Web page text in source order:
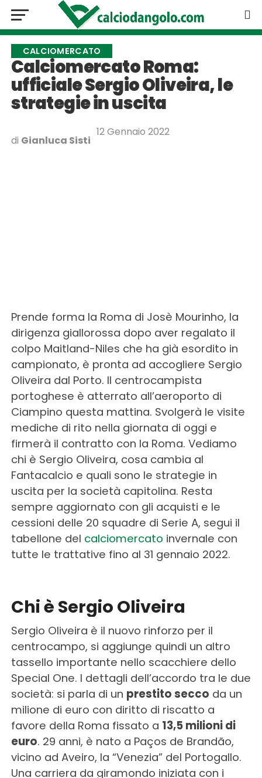
CALCIOMERCATO
Calciomercato Roma:
ufficiale Sergio Oliveira, le
strategie in uscita
di Gianluca Sisti
12 Gennaio 2022
Prende forma la Roma di Josè Mourinho, la
dirigenza giallorossa dopo aver regalato il
colpo Maitland-Niles che ha già esordito in
campionato, è pronta ad accogliere Sergio
Oliveira dal Porto. Il centrocampista
portoghese è atterrato all’aeroporto di
Ciampino questa mattina. Svolgerà le visite
mediche di rito nella giornata di oggi e
firmerà il contratto con la Roma. Vediamo
chi è Sergio Oliveira, cosa cambia al
Fantacalcio e quali sono le strategie in
uscita per la società capitolina. Resta
sempre aggiornato con gli acquisti e le
cessioni delle 20 squadre di Serie A, segui il
tabellone del calciomercato invernale con
tutte le trattative fino al 31 gennaio 2022.
Chi è Sergio Oliveira
Sergio Oliveira è il nuovo rinforzo per il
centrocampo, si aggiunge quindi un altro
tassello importante nello scacchiere dello
Special One. I dettagli dell’accordo tra le due
società: si parla di un prestito secco da un
milione di euro con diritto di riscatto a
favore della Roma fissato a 13,5 milioni di
euro. 29 anni, è nato a Paços de Brandão,
vicino ad Aveiro, la “Venezia” del Portogallo.
Una carriera da giramondo iniziata con i